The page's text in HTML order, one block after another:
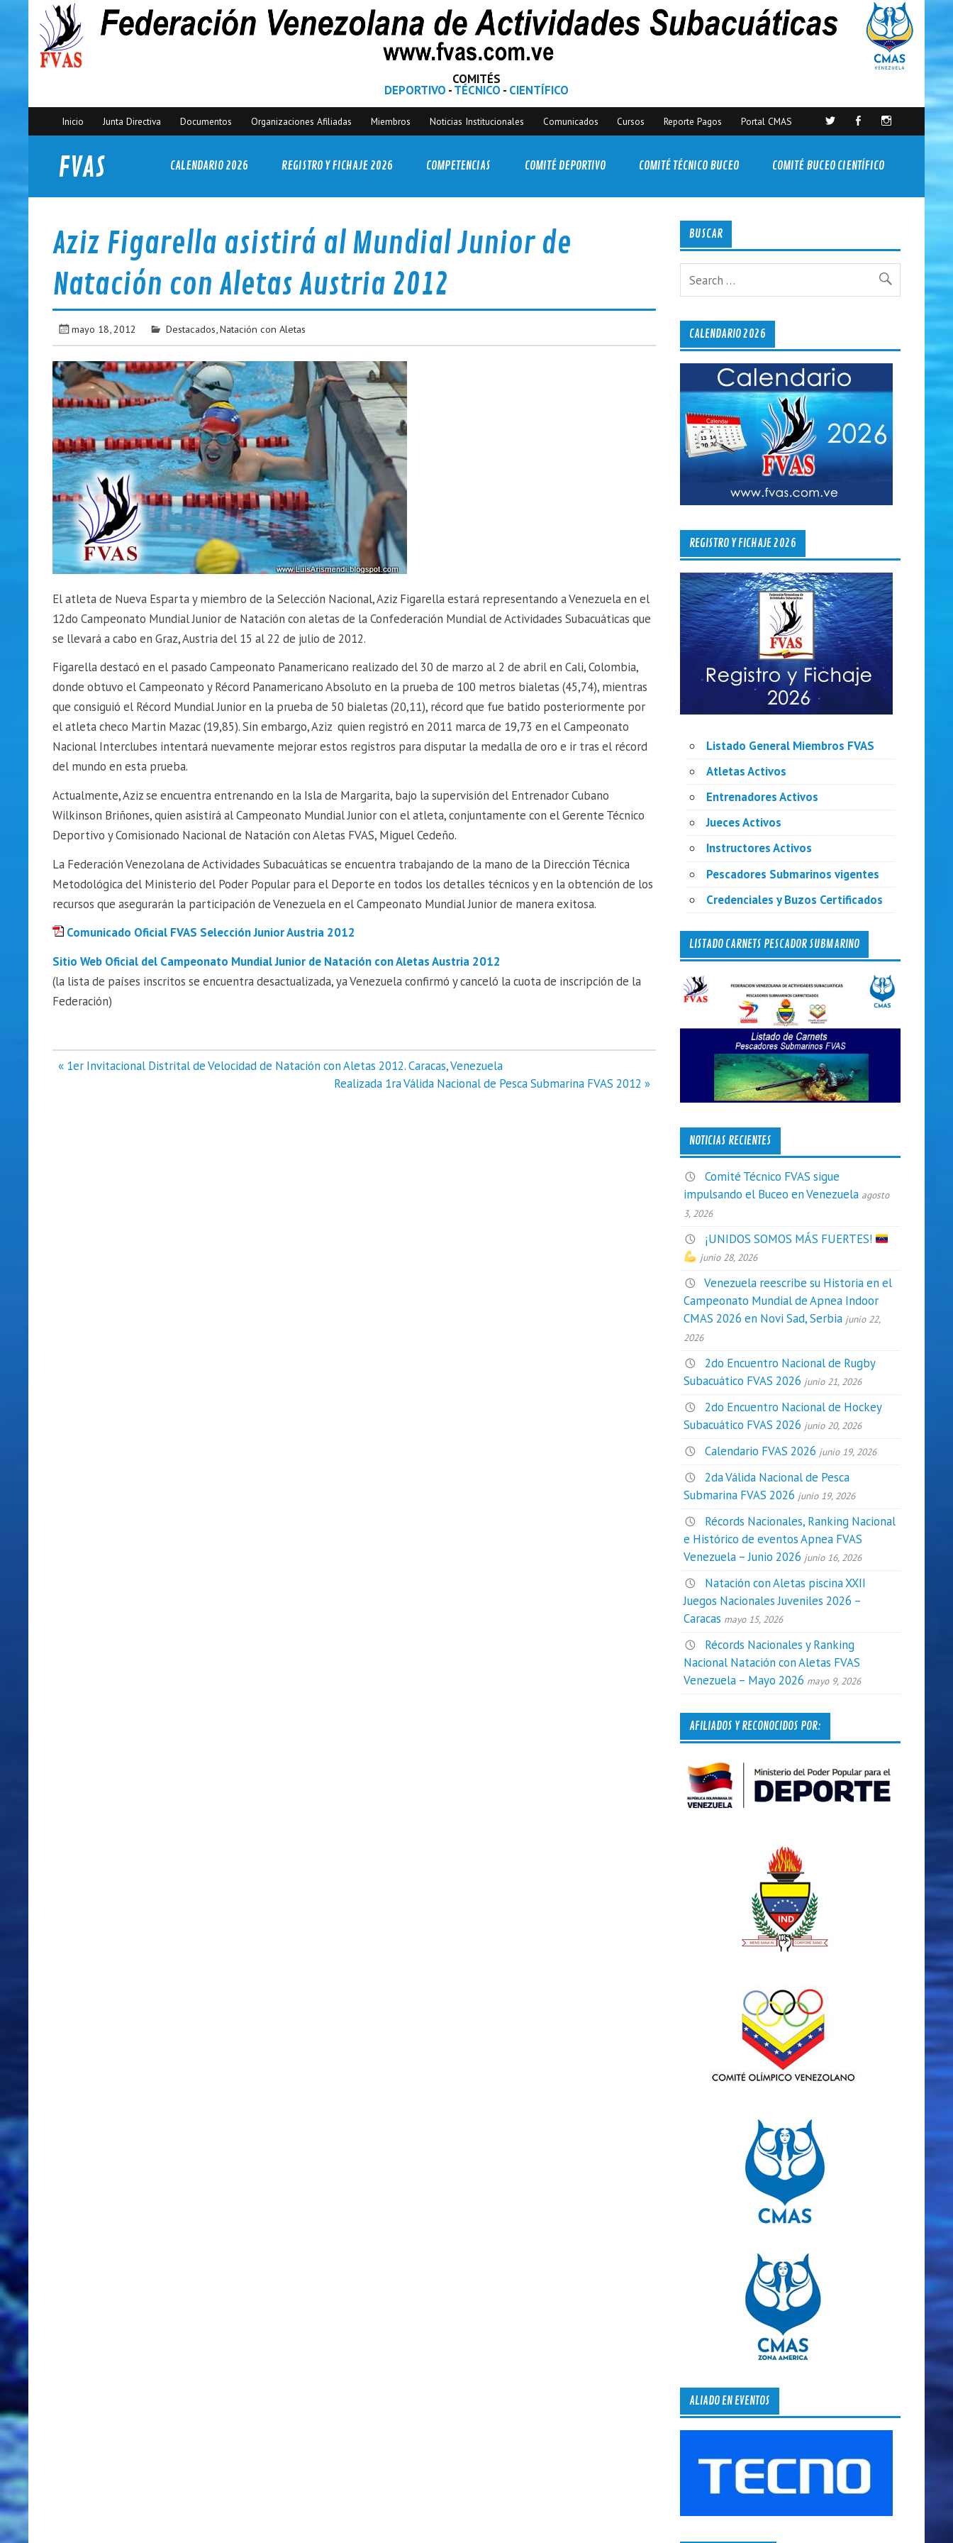
COMITÉS
DEPORTIVO -TÉCNICO - CIENTÍFICO
Inicio Junta Directiva Documentos Organizaciones Afiliadas Miembros Noticias Institucionales Comunicados Cursos Reporte Pagos Portal CMAS
FVAS
Federación Venezolana de Actividades Subacuáticas
CALENDARIO 2026 REGISTRO Y FICHAJE 2026 COMPETENCIAS COMITÉ DEPORTIVO COMITÉ TÉCNICO BUCEO COMITÉ BUCEO CIENTÍFICO
Aziz Figarella asistirá al Mundial Junior de
Natación con Aletas Austria 2012
mayo 18, 2012 Destacados ,Natación con Aletas
El atleta de Nueva Esparta y miembro de la Selección Nacional, Aziz Figarella estará representando a Venezuela en el
12do Campeonato Mundial Junior de Natación con aletas de la Confederación Mundial de Actividades Subacuáticas que
se llevará a cabo en Graz, Austria del 15 al 22 de julio de 2012.
Figarella destacó en el pasado Campeonato Panamericano realizado del 30 de marzo al 2 de abril en Cali, Colombia,
donde obtuvo el Campeonato y Récord Panamericano Absoluto en la prueba de 100 metros bialetas (45,74), mientras
que consiguió el Récord Mundial Junior en la prueba de 50 bialetas (20,11), récord que fue batido posteriormente por
el atleta checo Martin Mazac (19,85). Sin embargo, Aziz quien registró en 2011 marca de 19,73 en el Campeonato
Nacional Interclubes intentará nuevamente mejorar estos registros para disputar la medalla de oro e ir tras el récord
del mundo en esta prueba.
Actualmente, Aziz se encuentra entrenando en la Isla de Margarita, bajo la supervisión del Entrenador Cubano
Wilkinson Briñones, quien asistirá al Campeonato Mundial Junior con el atleta, conjuntamente con el Gerente Técnico
Deportivo y Comisionado Nacional de Natación con Aletas FVAS, Miguel Cedeño.
La Federación Venezolana de Actividades Subacuáticas se encuentra trabajando de la mano de la Dirección Técnica
Metodológica del Ministerio del Poder Popular para el Deporte en todos los detalles técnicos y en la obtención de los
recursos que asegurarán la participación de Venezuela en el Campeonato Mundial Junior de manera exitosa.
Comunicado Oficial FVAS Selección Junior Austria 2012
Sitio Web Oficial del Campeonato Mundial Junior de Natación con Aletas Austria 2012
(la lista de países inscritos se encuentra desactualizada, ya Venezuela confirmó y canceló la cuota de inscripción de la
Federación)
Navegación
« 1er Invitacional Distrital de Velocidad de Natación con Aletas 2012. Caracas, Venezuela
Realizada 1ra Válida Nacional de Pesca Submarina FVAS 2012 »
BUSCAR
CALENDARIO 2026
REGISTRO Y FICHAJE 2026
Listado General Miembros FVAS
Atletas Activos
Entrenadores Activos
Jueces Activos
Instructores Activos
Pescadores Submarinos vigentes
Credenciales y Buzos Certificados
LISTADO CARNETS PESCADOR SUBMARINO
NOTICIAS RECIENTES
Comité Técnico FVAS sigue
impulsando el Buceo en Venezuela agosto
3, 2026
¡UNIDOS SOMOS MÁS FUERTES!
junio 28, 2026
Venezuela reescribe su Historia en el
Campeonato Mundial de Apnea Indoor
CMAS 2026 en Novi Sad, Serbia junio 22,
2026
2do Encuentro Nacional de Rugby
Subacuático FVAS 2026 junio 21, 2026
2do Encuentro Nacional de Hockey
Subacuático FVAS 2026 junio 20, 2026
Calendario FVAS 2026 junio 19, 2026
2da Válida Nacional de Pesca
Submarina FVAS 2026 junio 19, 2026
Récords Nacionales, Ranking Nacional
e Histórico de eventos Apnea FVAS
Venezuela – Junio 2026 junio 16, 2026
Natación con Aletas piscina XXII
Juegos Nacionales Juveniles 2026 –
Caracas mayo 15, 2026
Récords Nacionales y Ranking
Nacional Natación con Aletas FVAS
Venezuela – Mayo 2026 mayo 9, 2026
AFILIADOS Y RECONOCIDOS POR:
ALIADO EN EVENTOS